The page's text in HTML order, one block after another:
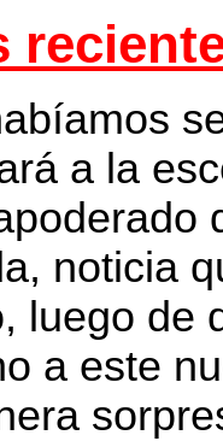
a la
noticia
luego de
a este